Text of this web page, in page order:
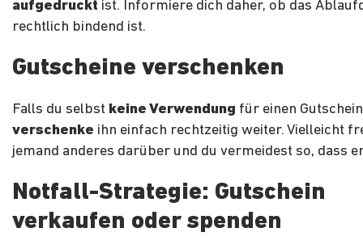
aufgedruckt ist. Informiere dich daher, ob das
rechtlich bindend ist.
Gutscheine verschenken
Falls du selbst keine Verwendung für einen
verschenke ihn einfach rechtzeitig weiter. Vielleicht
jemand anderes darüber und du vermeidest so, dass
Notfall-Strategie: Gutschein
verkaufen oder spenden